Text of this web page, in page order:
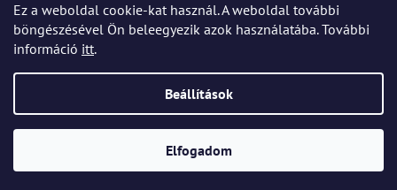
Ez a weboldal cookie-kat használ. A weboldal további
böngészésével Ön beleegyezik azok használatába. További
információ itt.
Beállítások
Elfogadom
Čeština Slovenčina English Deutsch Magyar
Język polski Română Italiano Español Français
Português
Nederlands Українська Ελληνικά Svenska Dansk
Bohemia Crystal Glass
fenntartva.